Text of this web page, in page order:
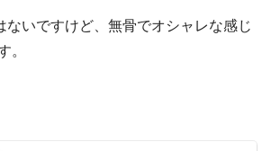
ないですけど、無骨でオシャレな感じ
。